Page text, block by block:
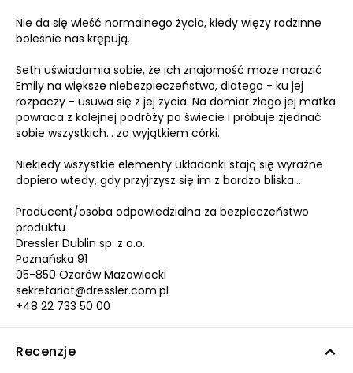
Nie da się wieść normalnego życia, kiedy więzy rodzinne
boleśnie nas krępują.
Seth uświadamia sobie, że ich znajomość może narazić
Emily na większe niebezpieczeństwo, dlatego - ku jej
rozpaczy - usuwa się z jej życia. Na domiar złego jej matka
powraca z kolejnej podróży po świecie i próbuje zjednać
sobie wszystkich... za wyjątkiem córki.
Niekiedy wszystkie elementy układanki stają się wyraźne
dopiero wtedy, gdy przyjrzysz się im z bardzo bliska…
Producent/osoba odpowiedzialna za bezpieczeństwo
produktu
Dressler Dublin sp. z o.o.
Poznańska 91
05-850 Ożarów Mazowiecki
sekretariat@dressler.com.pl
+48 22 733 50 00
Recenzje